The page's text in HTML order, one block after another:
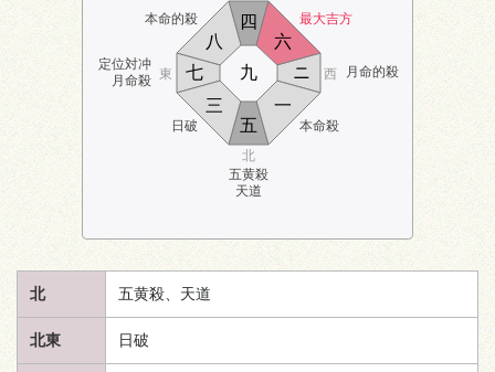
本命的殺 最大吉方
定位対冲
月命殺
月命的殺
日破
五黄殺
天道
本命殺
北
東 西
五
六
七
八
九
一
ニ
三
四
北 五黄殺、 天道
北東 日破